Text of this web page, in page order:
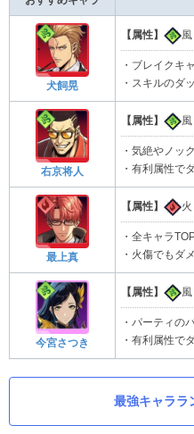
犬飼晃
【属性】 風
・ブレイクキ
・スキルのダ
右京将人
【属性】 風
・気絶やノッ
・有利属性で
最上真
【属性】 火
・全キャラ
・火傷でもダ
今宮さつき
【属性】 風
・パーティの
・有利属性で
最強キャララ